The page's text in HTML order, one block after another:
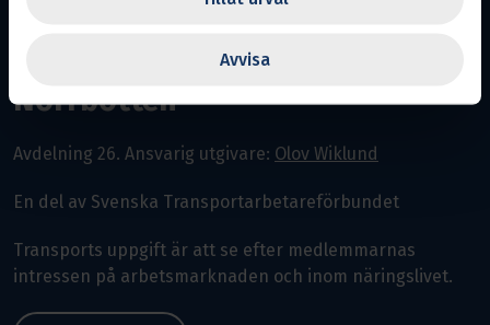
Avvisa
Norrbotten
Avdelning 26. Ansvarig utgivare: Olov Wiklund
En del av Svenska Transportarbetareförbundet
Transports uppgift är att se efter medlemmarnas
intressen på arbetsmarknaden och inom näringslivet.